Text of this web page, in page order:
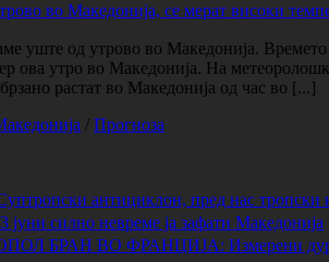
во Македонија, се мерат високи
уште од утрово во Македонија.
ова утро во Македонија. На
растат во Македонија од час во [...]
/ Прогноза
антициклон, пред нас тропски
јуни силно невреме ја зафати Македонија
БРАН ВО ФРАНЦИЈА: Измерени дури